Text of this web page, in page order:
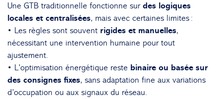
Une GTB traditionnelle fonctionne surdes logiques
locales et centralisées, mais avec certaines limites :
• Les règles sont souvent rigides et manuelles,
nécessitant une intervention humaine pour tout
ajustement.
• L’optimisation énergétique reste binaire ou basée sur
des consignes fixes, sans adaptation fine aux variations
d’occupation ou aux signaux du réseau.